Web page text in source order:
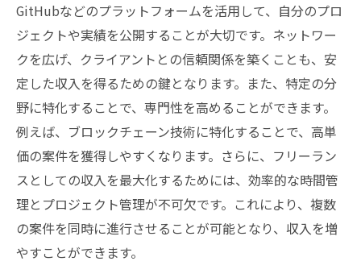
GitHubなどのプラットフォームを活用して、自分のプロ
ジェクトや実績を公開することが大切です。ネットワー
クを広げ、クライアントとの信頼関係を築くことも、安
定した収入を得るための鍵となります。また、特定の分
野に特化することで、専門性を高めることができます。
例えば、ブロックチェーン技術に特化することで、高単
価の案件を獲得しやすくなります。さらに、フリーラン
スとしての収入を最大化するためには、効率的な時間管
理とプロジェクト管理が不可欠です。これにより、複数
の案件を同時に進行させることが可能となり、収入を増
やすことができます。